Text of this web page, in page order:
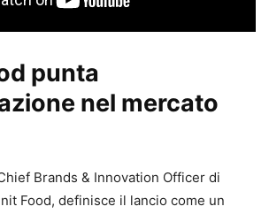
punta
nel mercato
Brands & Innovation Officer di
Food, definisce il lancio come un